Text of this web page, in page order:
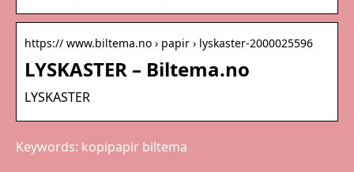
https:// www.biltema.no › papir › lyskaster-2000025596
LYSKASTER – Biltema.no
LYSKASTER
Keywords: kopipapir biltema